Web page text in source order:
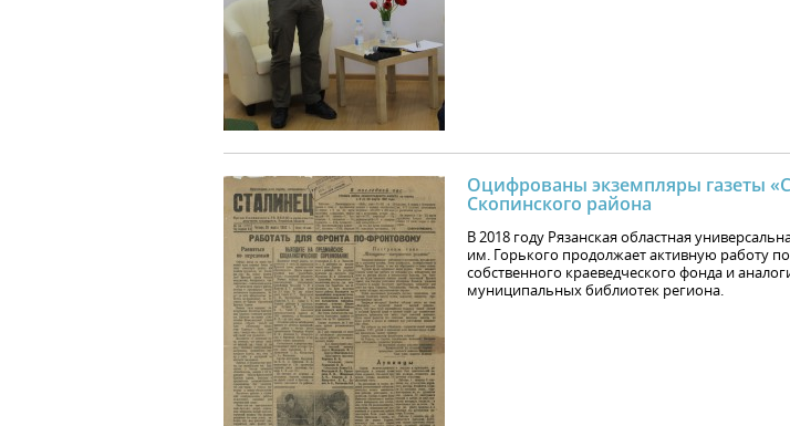
Оцифрованы экземпляры газеты
Скопинского района
В 2018 году Рязанская областная
им. Горького продолжает активную работу
собственного краеведческого фонда и
муниципальных библиотек региона.